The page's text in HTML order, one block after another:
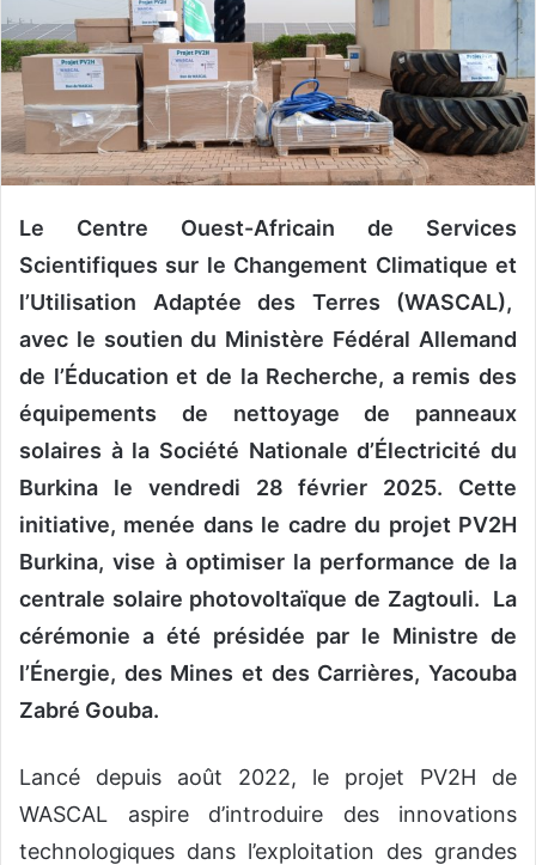
e
r
u
c
o
u
r
e
Le Centre Ouest-Africain de Services
Scientifiques sur le Changement Climatique et
l’Utilisation Adaptée des Terres (WASCAL),
avec le soutien du Ministère Fédéral Allemand
de l’Éducation et de la Recherche, a remis des
équipements de nettoyage de panneaux
solaires à la Société Nationale d’Électricité du
Burkina le vendredi 28 février 2025. Cette
initiative, menée dans le cadre du projet PV2H
Burkina, vise à optimiser la performance de la
centrale solaire photovoltaïque de Zagtouli. La
cérémonie a été présidée par le Ministre de
l’Énergie, des Mines et des Carrières, Yacouba
Zabré Gouba.
Lancé depuis août 2022, le projet PV2H de
WASCAL aspire d’introduire des innovations
technologiques dans l’exploitation des grandes